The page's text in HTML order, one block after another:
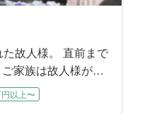
故人様。 直前まで
家族は故人様が旅
ないご様子でし
、頼まれると嫌と
以上〜